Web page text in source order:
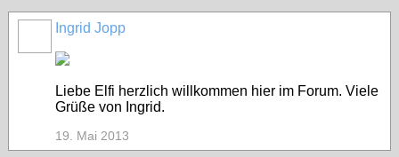
Ingrid Jopp
Liebe Elfi herzlich willkommen hier im Forum. Viele
Grüße von Ingrid.
19. Mai 2013